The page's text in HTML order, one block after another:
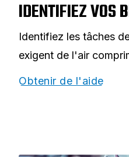
IDENTIFIEZ VOS
Identifiez les tâches
exigent de l'air
Obtenir de l'aide